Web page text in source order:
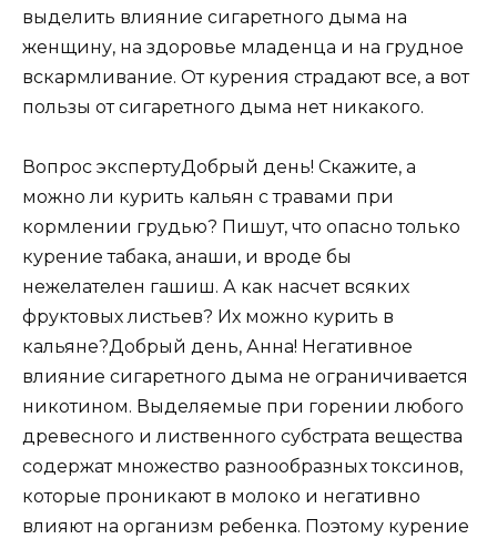
выделить влияние сигаретного дыма на
женщину, на здоровье младенца и на грудное
вскармливание. От курения страдают все, а вот
пользы от сигаретного дыма нет никакого.
Вопрос экспертуДобрый день! Скажите, а
можно ли курить кальян с травами при
кормлении грудью? Пишут, что опасно только
курение табака, анаши, и вроде бы
нежелателен гашиш. А как насчет всяких
фруктовых листьев? Их можно курить в
кальяне?Добрый день, Анна! Негативное
влияние сигаретного дыма не ограничивается
никотином. Выделяемые при горении любого
древесного и лиственного субстрата вещества
содержат множество разнообразных токсинов,
которые проникают в молоко и негативно
влияют на организм ребенка. Поэтому курение